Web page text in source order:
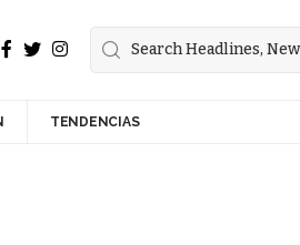
TENDENCIAS